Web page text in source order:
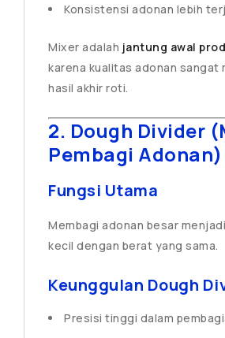
Konsistensi adonan lebih
Mixer adalah jantung awal
karena kualitas adonan sangat
hasil akhir roti.
2. Dough Divider
Pembagi Adonan)
Fungsi Utama
Membagi adonan besar
kecil dengan berat yang sama.
Keunggulan Dough
Presisi tinggi dalam